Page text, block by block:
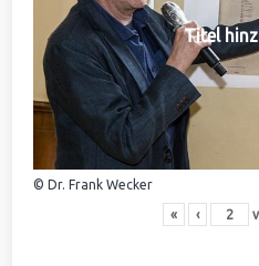
Titel
© Dr. Frank Wecker
« ‹